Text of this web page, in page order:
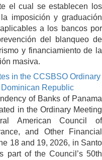
el cual se establecen los
imposición y graduación
a los bancos por
del blanqueo de
y financiamiento de la
masiva.
in the CCSBSO Ordinary
Republic
of Banks of Panama
in the Ordinary Meeting
American Council of
and Other Financial
18 and 19, 2026, in Santo
part of the Council’s 50th